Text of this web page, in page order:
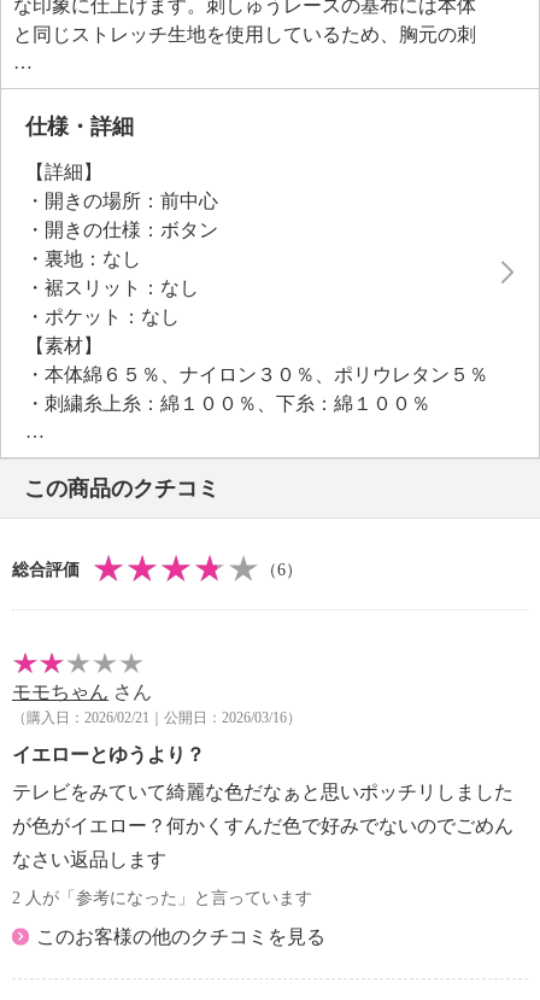
な印象に仕上げます。刺しゅうレースの基布には本体
と同じストレッチ生地を使用しているため、胸元の刺
しゅう部分も動きやすく快適。
仕様・詳細
【詳細】
・開きの場所：前中心
・開きの仕様：ボタン
・裏地：なし
・裾スリット：なし
・ポケット：なし
【素材】
・本体綿６５％、ナイロン３０％、ポリウレタン５％
・刺繍糸上糸：綿１００％、下糸：綿１００％
【メンテナンス（絵表示ラベル）】
・洗濯機：可
・漂白処理：塩素系・酸素系漂白不可
・タンブル乾燥：不可
・アイロン仕上げ：可（低温）
・ドライクリーニング：石油系ドライクリーニング可
【メンテナンス（ケアラベル）】
・単品洗い
・水や汗などによる色落ち、色移り注意
・摩擦による色落ち、色移り注意
・毛玉が生じるおそれあり
・過度な力をかけない
・ネット使用
・無蛍光洗剤使用
【原産国（地）】
・中国製
この商品のクチコミ
総合評価 （6）
モモちゃん さん
（購入日：2026/02/21｜公開日：2026/03/16）
イエローとゆうより？
テレビをみていて綺麗な色だなぁと思いポッチリしました
が色がイエロー？何かくすんだ色で好みでないのでごめん
なさい返品します
2 人が「参考になった」と言っています
このお客様の他のクチコミを見る